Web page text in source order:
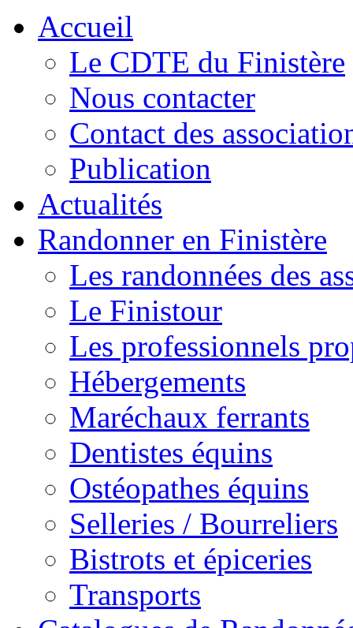
Accueil
Le CDTE du Finistère
Nous contacter
Contact des
Publication
Actualités
Randonner en Finistère
Les randonnées des
Le Finistour
Les professionnels
Hébergements
Maréchaux ferrants
Dentistes équins
Ostéopathes équins
Selleries / Bourreliers
Bistrots et épiceries
Transports